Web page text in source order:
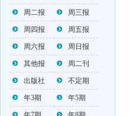
周二报 周三报
周四报 周五报
周六报 周日报
其他报 周二刊
出版社 不定期
年3期 年5期